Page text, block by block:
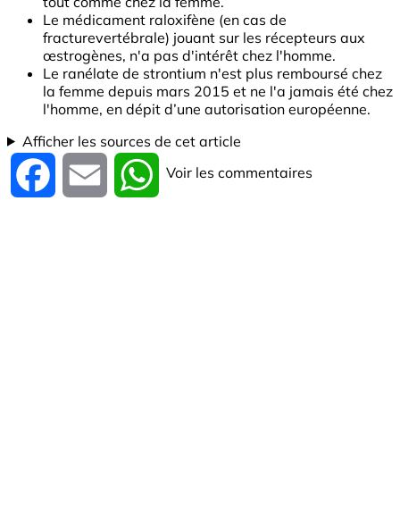
Le médicament raloxifène (en cas de
fracturevertébrale) jouant sur les récepteurs aux
œstrogènes, n'a pas d'intérêt chez l'homme.
Le ranélate de strontium n'est plus remboursé chez
la femme depuis mars 2015 et ne l'a jamais été chez
l'homme, en dépit d’une autorisation européenne.
Afficher les sources de cet article
Facebook Email WhatsApp
Voir les commentaires